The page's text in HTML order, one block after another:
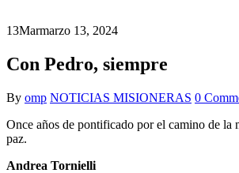
13Marmarzo 13, 2024
Con Pedro, siempre
By omp NOTICIAS MISIONERAS 0
Once años de pontificado por el camino de la
paz.
Andrea Tornielli